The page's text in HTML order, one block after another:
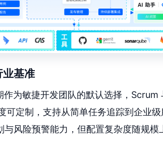
基准
为敏捷开发团队的默认选择，
可定制，支持从简单任务追踪到企业
风险预警能力，但配置复杂度随规